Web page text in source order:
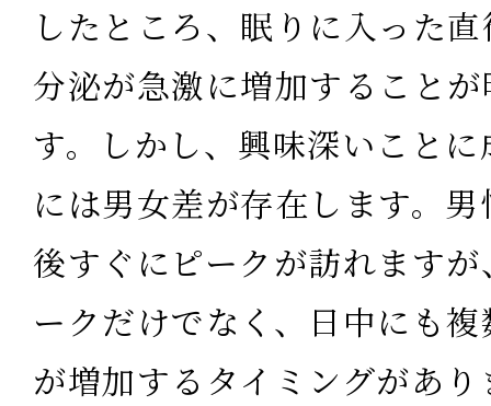
したところ、 眠りに入った
分泌が急激に増加する こと
す。しかし、興味深いこと
には男女差が存在します。 男
後すぐにピークが訪れます
ークだけでなく、日中にも
が増加するタイミングがあり